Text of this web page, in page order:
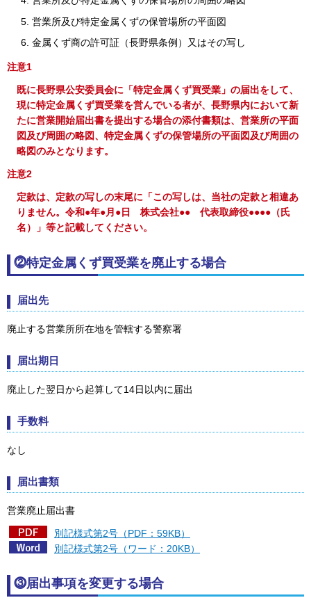
営業所及び特定金属くずの保管場所の平面図
金属くず商の許可証（長野県条例）又はその写し
注意1
既に長野県公安委員会に「特定金属くず買受業」の届出をして、
現に特定金属くず買受業を営んでいる者が、長野県内において新
たに営業開始届出書を提出する場合の添付書類は、営業所の平面
図及び周囲の略図、特定金属くずの保管場所の平面図及び周囲の
略図のみとなります。
注意2
定款は、定款の写しの末尾に「この写しは、当社の定款と相違あ
りません。令和●年●月●日
株式会社●● 代表取締役●●●●（氏
名）」等と記載してください。
⓶特定金属くず買受業を廃止する場合
届出先
廃止する営業所所在地を管轄する警察署
届出期日
廃止した翌日から起算して14日以内に届出
手数料
なし
届出書類
営業廃止届出書
別記様式第2号（PDF：59KB）
別記様式第2号（ワード：20KB）
⓷届出事項を変更する場合